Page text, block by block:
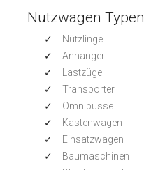
Nutzwagen Typen
Nützlinge
Anhänger
Lastzüge
Transporter
Omnibusse
Kastenwagen
Einsatzwagen
Baumaschinen